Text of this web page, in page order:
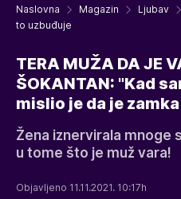
Naslovna Magazin Ljubav
to uzbuđuje
TERA MUŽA DA JE
ŠOKANTAN: "Kad
mislio je da je
Žena iznervirala mnoge
u tome što je muž vara!
Objavljeno 11.11.2021. 10:17h